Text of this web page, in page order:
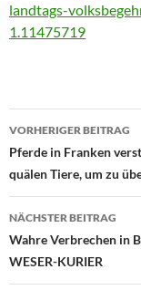
landtags-
1.11475719
VORHERIGER BEITRAG
Pferde in Franken
quälen Tiere, um zu
NÄCHSTER BEITRAG
Wahre Verbrechen in
WESER-KURIER